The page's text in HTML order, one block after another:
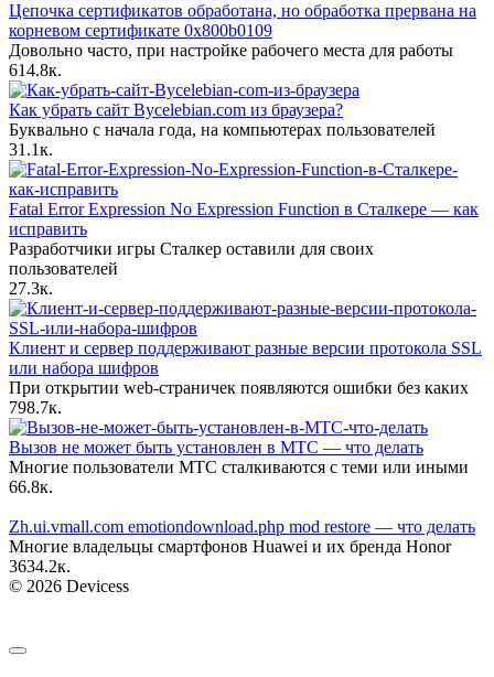
Цепочка сертификатов обработана, но обработка прервана на
корневом сертификате 0x800b0109
Довольно часто, при настройке рабочего места для работы
614.8к.
Как убрать сайт Bycelebian.com из браузера?
Буквально с начала года, на компьютерах пользователей
31.1к.
Fatal Error Expression No Expression Function в Сталкере — как
исправить
Разработчики игры Сталкер оставили для своих
пользователей
27.3к.
Клиент и сервер поддерживают разные версии протокола SSL
или набора шифров
При открытии web-страничек появляются ошибки без каких
798.7к.
Вызов не может быть установлен в МТС — что делать
Многие пользователи МТС сталкиваются с теми или иными
66.8к.
Zh.ui.vmall.com emotiondownload.php mod restore — что делать
Многие владельцы смартфонов Huawei и их бренда Honor
3634.2к.
© 2026 Devicess